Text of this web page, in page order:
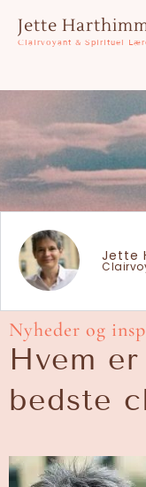
indholdet
Jette
Clairvoyant & Spirituel
Jette
Nyheder og
Hvem
bedste